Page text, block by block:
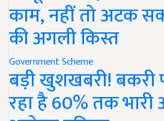
काम, नहीं तो अटक
की अगली किस्त
Government Scheme
बड़ी खुशखबरी! बकरी
रहा है 60% तक